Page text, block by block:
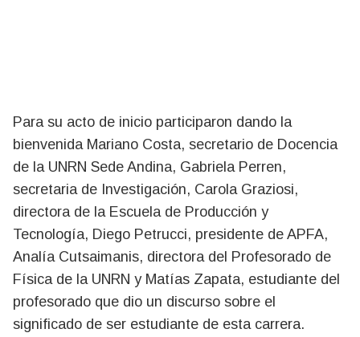
Para su acto de inicio participaron dando la
bienvenida Mariano Costa, secretario de Docencia
de la UNRN Sede Andina, Gabriela Perren,
secretaria de Investigación, Carola Graziosi,
directora de la Escuela de Producción y
Tecnología, Diego Petrucci, presidente de APFA,
Analía Cutsaimanis, directora del Profesorado de
Física de la UNRN y Matías Zapata, estudiante del
profesorado que dio un discurso sobre el
significado de ser estudiante de esta carrera.